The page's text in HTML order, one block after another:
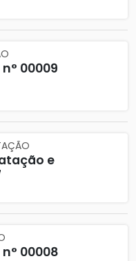
00009
e
00008